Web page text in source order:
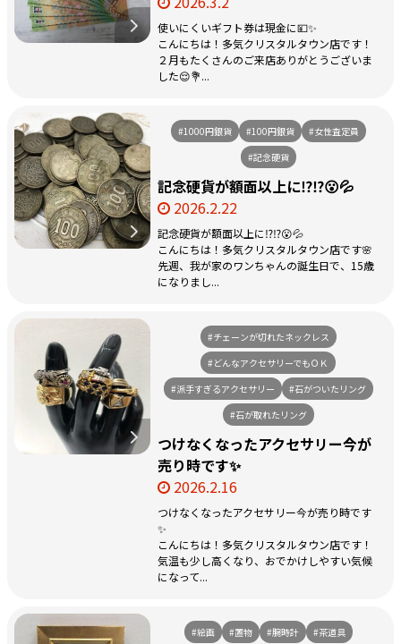
使いにくいギフト券は現金に💴✨
こんにちは！多気クリスタルタウン店です！
２月もたくさんのご来店ありがとうございま
した😌💐...
#1000円銀貨 #100円銀貨
#女性査定員
#記念硬貨
記念硬貨が額面以上に⁉️⁉️😮💦
2026.2.22
記念硬貨が額面以上に⁉️⁉️😮💦
こんにちは！多気クリスタルタウン店です🌸
先週、我が家のワンちゃんの誕生日で、15歳
になりまし...
#チェーンが切れたネックレス
#どんなアクセサリーでもＯＫ
#派手すぎるアクセサリー
#石がついたリング
#石が取れたリング
つけなくなったアクセサリー今が
売り時です✨
2026.2.16
つけなくなったアクセサリー今が売り時です
✨
こんにちは！多気クリスタルタウン店です！
気温も少し高くなり、おでかけしやすい気候
になって...
#絵画 #置物 #腕時計 #茶道具